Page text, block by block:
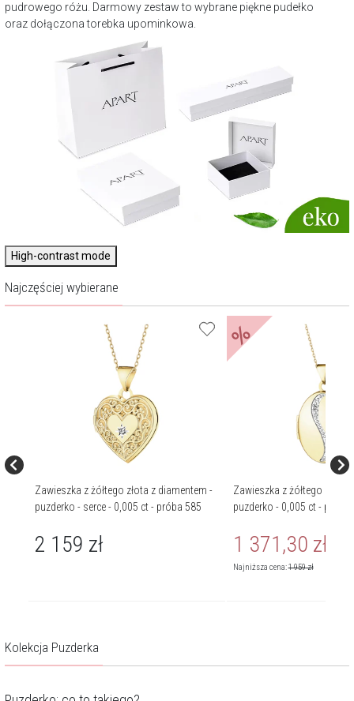
pudrowego różu. Darmowy zestaw to wybrane piękne pudełko
oraz dołączona torebka upominkowa.
High-contrast mode
Najczęściej wybierane
Zawieszka z żółtego złota z diamentem -
puzderko - serce - 0,005 ct - próba 585
2 159 zł
%
Zawieszka z żółtego złota
puzderko - 0,005 ct - próba
1 371,30 zł
Najniższa cena:1 959zł
Kolekcja Puzderka